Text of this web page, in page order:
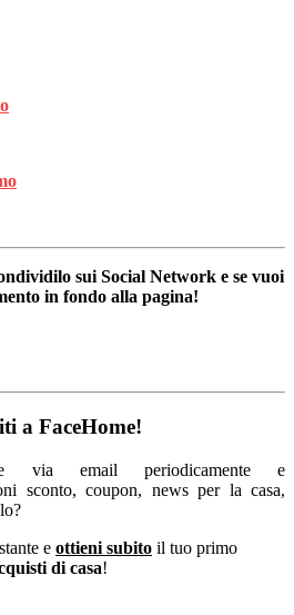
sui Social Network e se vuoi
in fondo alla pagina!
a FaceHome!
via email periodicamente e
sconto, coupon, news per la casa,
e ottieni subito il tuo primo
di casa!